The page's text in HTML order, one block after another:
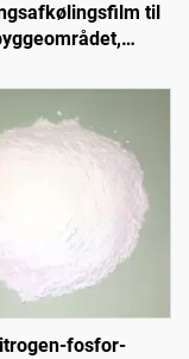
til
og særlige
olietanke,
transport- og
faciliteter samt
fosfor-